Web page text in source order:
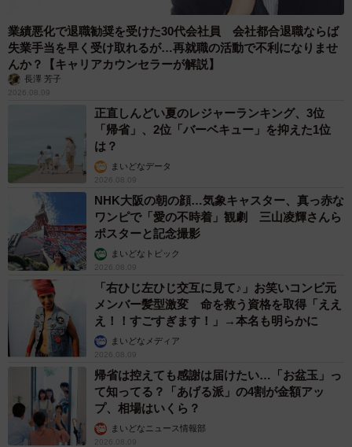
業績悪化で退職勧奨を受けた30代会社員 会社都合退職ならば
失業手当を早く受け取れるが…再就職の活動で不利になりませ
んか？【キャリアカウンセラーが解説】
長澤 芳子
2026.08.09
正直しんどい夏のレジャーランキング、3位
「帰省」、2位「バーベキュー」を抑えた1位
は？
まいどなデータ
2026.08.09
NHK大阪の朝の顔…気象キャスター、真っ赤な
ワンピで「愛の不時着」観劇 三山凌輝さんら
ポスターと記念撮影
まいどなトピック
2026.08.09
「右ひじ左ひじ交互に見て♪」お笑いコンビ元
メンバー髪型激変 命を救う資格を取得「ええ
え！！すごすぎます！」→本名も明らかに
まいどなメディア
2026.08.09
帰省は控えても感謝は届けたい…「お盆玉」っ
て知ってる？「あげる派」の4割が金額アッ
プ、相場はいくら？
まいどなニュース情報部
2026.08.09